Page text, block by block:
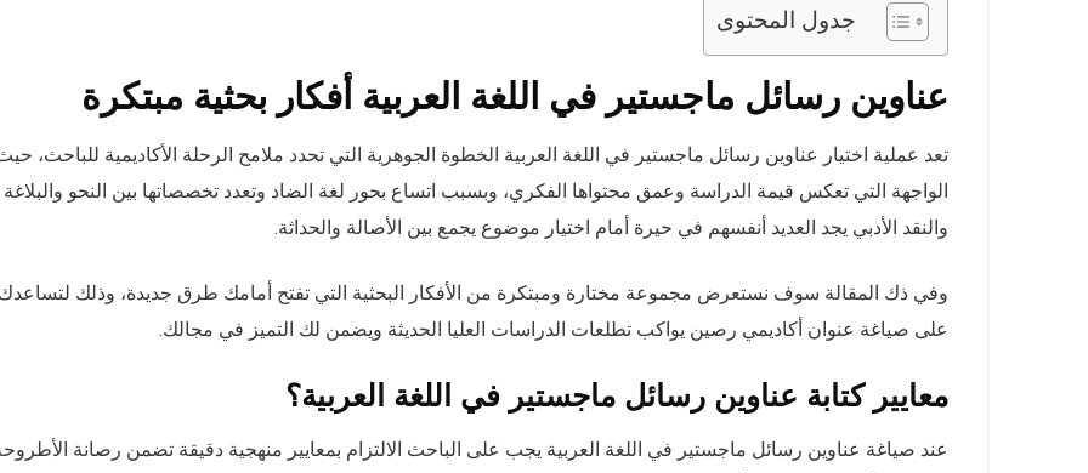
جدول المحتوى
عناوين رسائل ماجستير في اللغة العربية أفكار بحثية مبتكرة
تعد عملية اختيار عناوين رسائل ماجستير في اللغة العربية الخطوة الجوهرية التي تحدد ملامح الرحلة الأكاديمية للباحث، حيث
الواجهة التي تعكس قيمة الدراسة وعمق محتواها الفكري، وبسبب اتساع بحور لغة الضاد وتعدد تخصصاتها بين النحو والبلاغة
والنقد الأدبي يجد العديد أنفسهم في حيرة أمام اختيار موضوع يجمع بين الأصالة والحداثة.
وفي ذك المقالة سوف نستعرض مجموعة مختارة ومبتكرة من الأفكار البحثية التي تفتح أمامك طرق جديدة، وذلك لتساعدك
على صياغة عنوان أكاديمي رصين يواكب تطلعات الدراسات العليا الحديثة ويضمن لك التميز في مجالك.
معايير كتابة عناوين رسائل ماجستير في اللغة العربية؟
عند صياغة عناوين رسائل ماجستير في اللغة العربية يجب على الباحث الالتزام بمعايير منهجية دقيقة تضمن رصانة